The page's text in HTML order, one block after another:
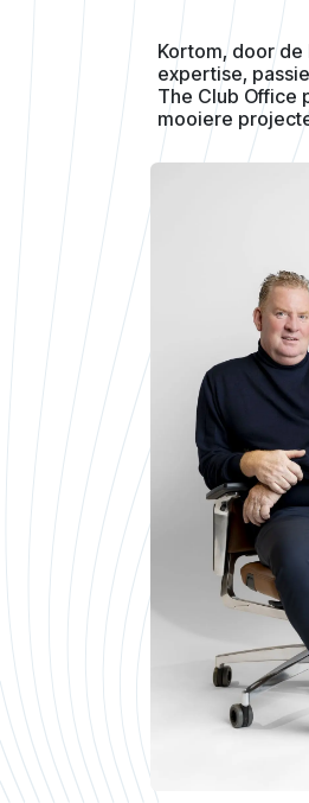
Kortom, door de
expertise,
The Club Office
mooiere